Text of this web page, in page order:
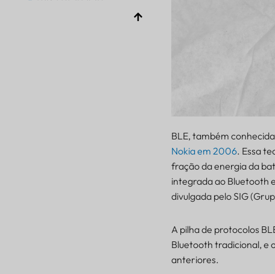
BLE, também
Nokia em 2006. Essa
fração da energia da
integrada ao Bluetooth
divulgada pelo SIG
A pilha de protocolos
Bluetooth tradicional, e
anteriores.